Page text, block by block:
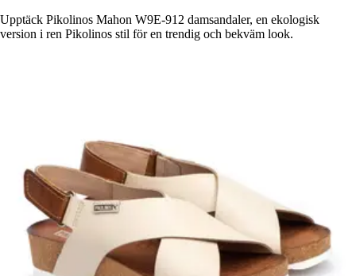
Upptäck Pikolinos Mahon W9E-912 damsandaler, en ekologisk
version i ren Pikolinos stil för en trendig och bekväm look.